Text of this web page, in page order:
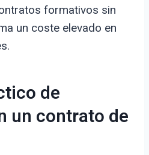
formativos sin
un coste elevado en
de
un contrato de